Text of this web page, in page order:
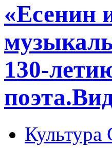
«Есенин
130-
Культура